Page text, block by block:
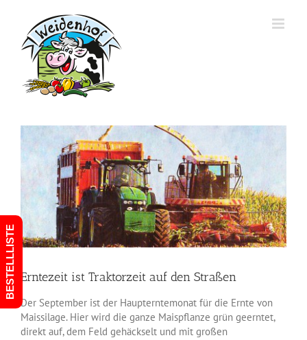
springen
grösseres
Bild
Erntezeit ist Traktorzeit auf den Straßen
Der September ist der Haupterntemonat für die Ernte von
Maissilage. Hier wird die ganze Maispflanze grün geerntet,
direkt auf, dem Feld gehäckselt und mit großen
BESTELLLISTE